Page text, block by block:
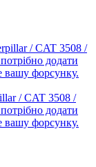
/ CAT 3508 /
додати
вашу форсунку.